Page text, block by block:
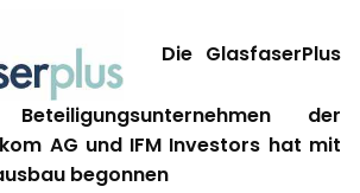
Die GlasfaserPlus
der
AG und IFM Investors hat mit
begonnen